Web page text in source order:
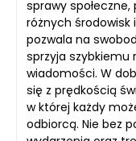
sprawy
różnych środowisk
pozwala na
sprzyja szybkiemu
wiadomości. W
się z prędkością
w której każdy
odbiorcą. Nie bez